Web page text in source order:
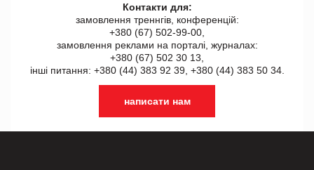
Контакти для:
замовлення треннгів, конференцій:
+380 (67) 502-99-00,
замовлення реклами на порталі, журналах:
+380 (67) 502 30 13,
інші питання: +380 (44) 383 92 39, +380 (44) 383 50 34.
написати нам